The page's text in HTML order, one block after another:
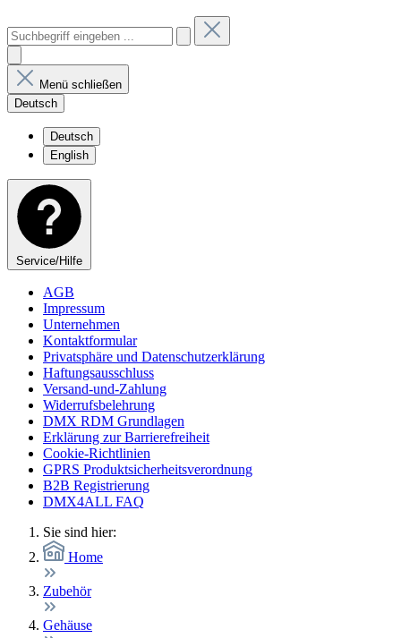
Menü schließen
Deutsch
Deutsch
English
Service/Hilfe
AGB
Impressum
Unternehmen
Kontaktformular
Privatsphäre und Datenschutzerklärung
Haftungsausschluss
Versand-und-Zahlung
Widerrufsbelehrung
DMX RDM Grundlagen
Erklärung zur Barrierefreiheit
Cookie-Richtlinien
GPRS Produktsicherheitsverordnung
B2B Registrierung
DMX4ALL FAQ
Sie sind hier:
Home
Zubehör
Gehäuse